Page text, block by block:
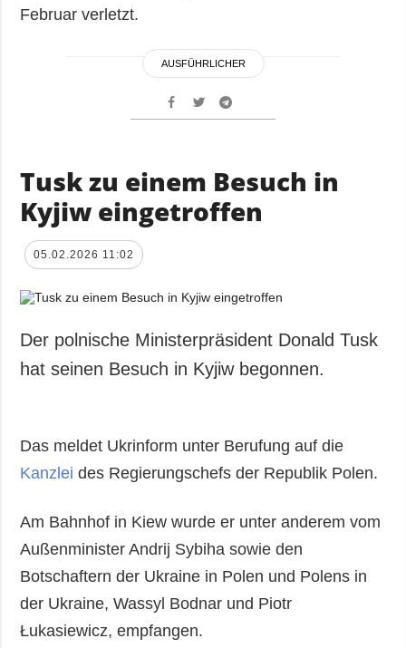
Februar verletzt.
AUSFÜHRLICHER
Tusk zu einem Besuch in
Kyjiw eingetroffen
05.02.2026 11:02
Der polnische Ministerpräsident Donald Tusk
hat seinen Besuch in Kyjiw begonnen.
Das meldet Ukrinform unter Berufung auf die
Kanzlei des Regierungschefs der Republik Polen.
Am Bahnhof in Kiew wurde er unter anderem vom
Außenminister Andrij Sybiha sowie den
Botschaftern der Ukraine in Polen und Polens in
der Ukraine, Wassyl Bodnar und Piotr
Łukasiewicz, empfangen.